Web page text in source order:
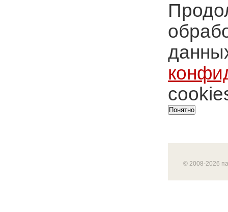
Понятно
© 2008-2026